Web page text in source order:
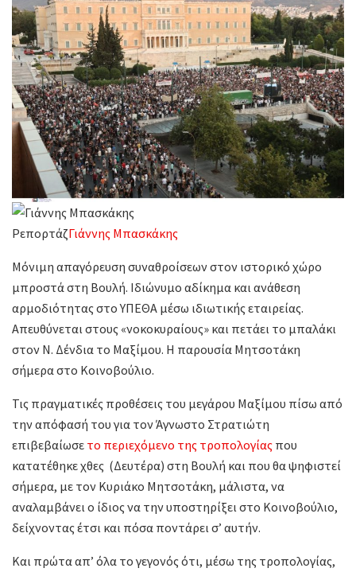
ΡεπορτάζΓιάννης Μπασκάκης
Μόνιμη απαγόρευση συναθροίσεων στον ιστορικό χώρο
μπροστά στη Βουλή. Ιδιώνυμο αδίκημα και ανάθεση
αρμοδιότητας στο ΥΠΕΘΑ μέσω ιδιωτικής εταιρείας.
Απευθύνεται στους «νοκοκυραίους» και πετάει το μπαλάκι
στον Ν. Δένδια το Μαξίμου. Η παρουσία Μητσοτάκη
σήμερα στο Κοινοβούλιο.
Τις πραγματικές προθέσεις του μεγάρου Μαξίμου πίσω από
την απόφασή του για τον Άγνωστο Στρατιώτη
επιβεβαίωσε το περιεχόμενο της τροπολογίας που
κατατέθηκε χθες (Δευτέρα) στη Βουλή και που θα ψηφιστεί
σήμερα, με τον Κυριάκο Μητσοτάκη, μάλιστα, να
αναλαμβάνει ο ίδιος να την υποστηρίξει στο Κοινοβούλιο,
δείχνοντας έτσι και πόσα ποντάρει σ’ αυτήν.
Και πρώτα απ’ όλα το γεγονός ότι, μέσω της τροπολογίας,